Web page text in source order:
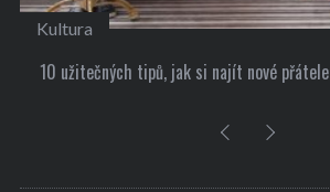
Kultura
10 užitečných tipů, jak si najít nové přátele